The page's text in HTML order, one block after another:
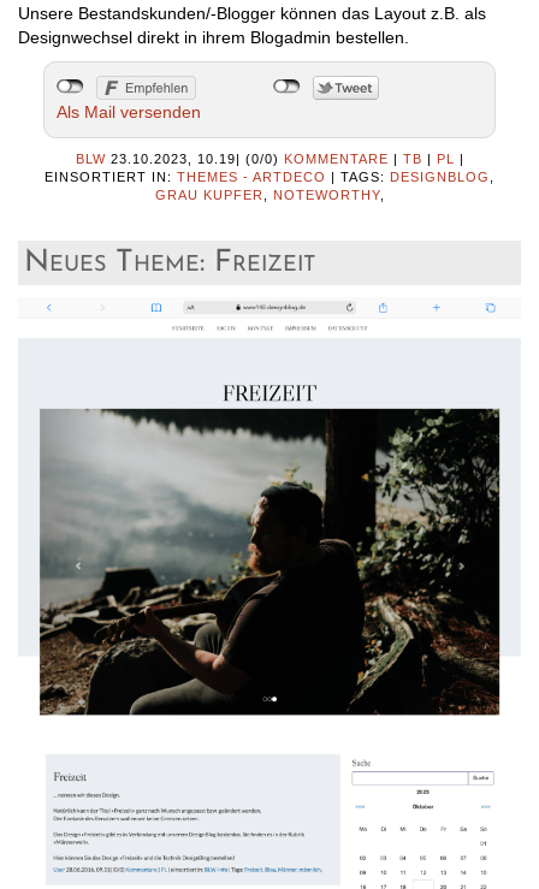
Unsere Bestandskunden/-Blogger können das Layout z.B. als
Designwechsel direkt in ihrem Blogadmin bestellen.
Als Mail versenden
BLW 23.10.2023, 10.19| (0/0) KOMMENTARE | TB | PL
|
EINSORTIERT IN: THEMES - ARTDECO | TAGS: DESIGNBLOG
GRAU KUPFER
NOTEWORTHY,
Neues Theme: Freizeit